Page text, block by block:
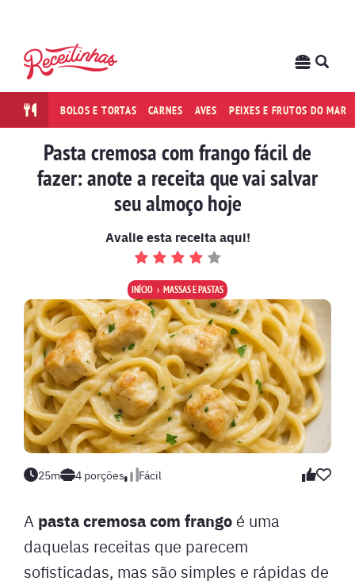
BOLOS E TORTAS CARNES AVES PEIXES E FRUTOS DO MAR
Pasta cremosa com frango fácil de
fazer: anote a receita que vai salvar
seu almoço hoje
Avalie esta receita aqui!
INÍCIO MASSAS E PASTAS
25m 4 porções Fácil
A pasta cremosa com frango é uma
daquelas receitas que parecem
sofisticadas, mas são simples e rápidas de